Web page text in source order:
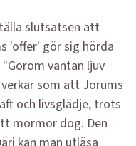
slutsatsen att
'offer' gör sig hörda
väntan ljuv
som att Jorums
och livsglädje, trots
mormor dog. Den